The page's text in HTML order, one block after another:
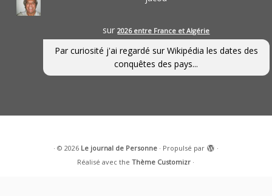
sur2026 entre France et Algérie
Par curiosité j'ai regardé sur Wikipédia les dates des
conquêtes des pays...
· © 2026 Le journal de Personne· Propulsé par
·
Réalisé avec theThème Customizr ·